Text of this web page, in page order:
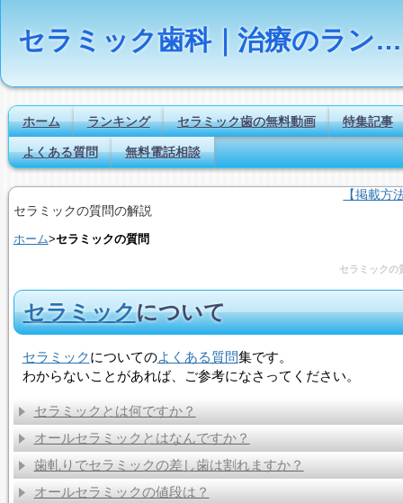
セラミック歯科｜治療のランキング【Dr.NAVI】
ホーム ランキング セラミック歯の無料動画 特集記事
よくある質問 無料電話相談
【掲載方
セラミックの質問の解説
ホーム>セラミックの質問
セラミックの
セラミックについて
セラミックについてのよくある質問集です。
わからないことがあれば、ご参考になさってください。
セラミックとは何ですか？
オールセラミックとはなんですか？
歯軋りでセラミックの差し歯は割れますか？
オールセラミックの値段は？